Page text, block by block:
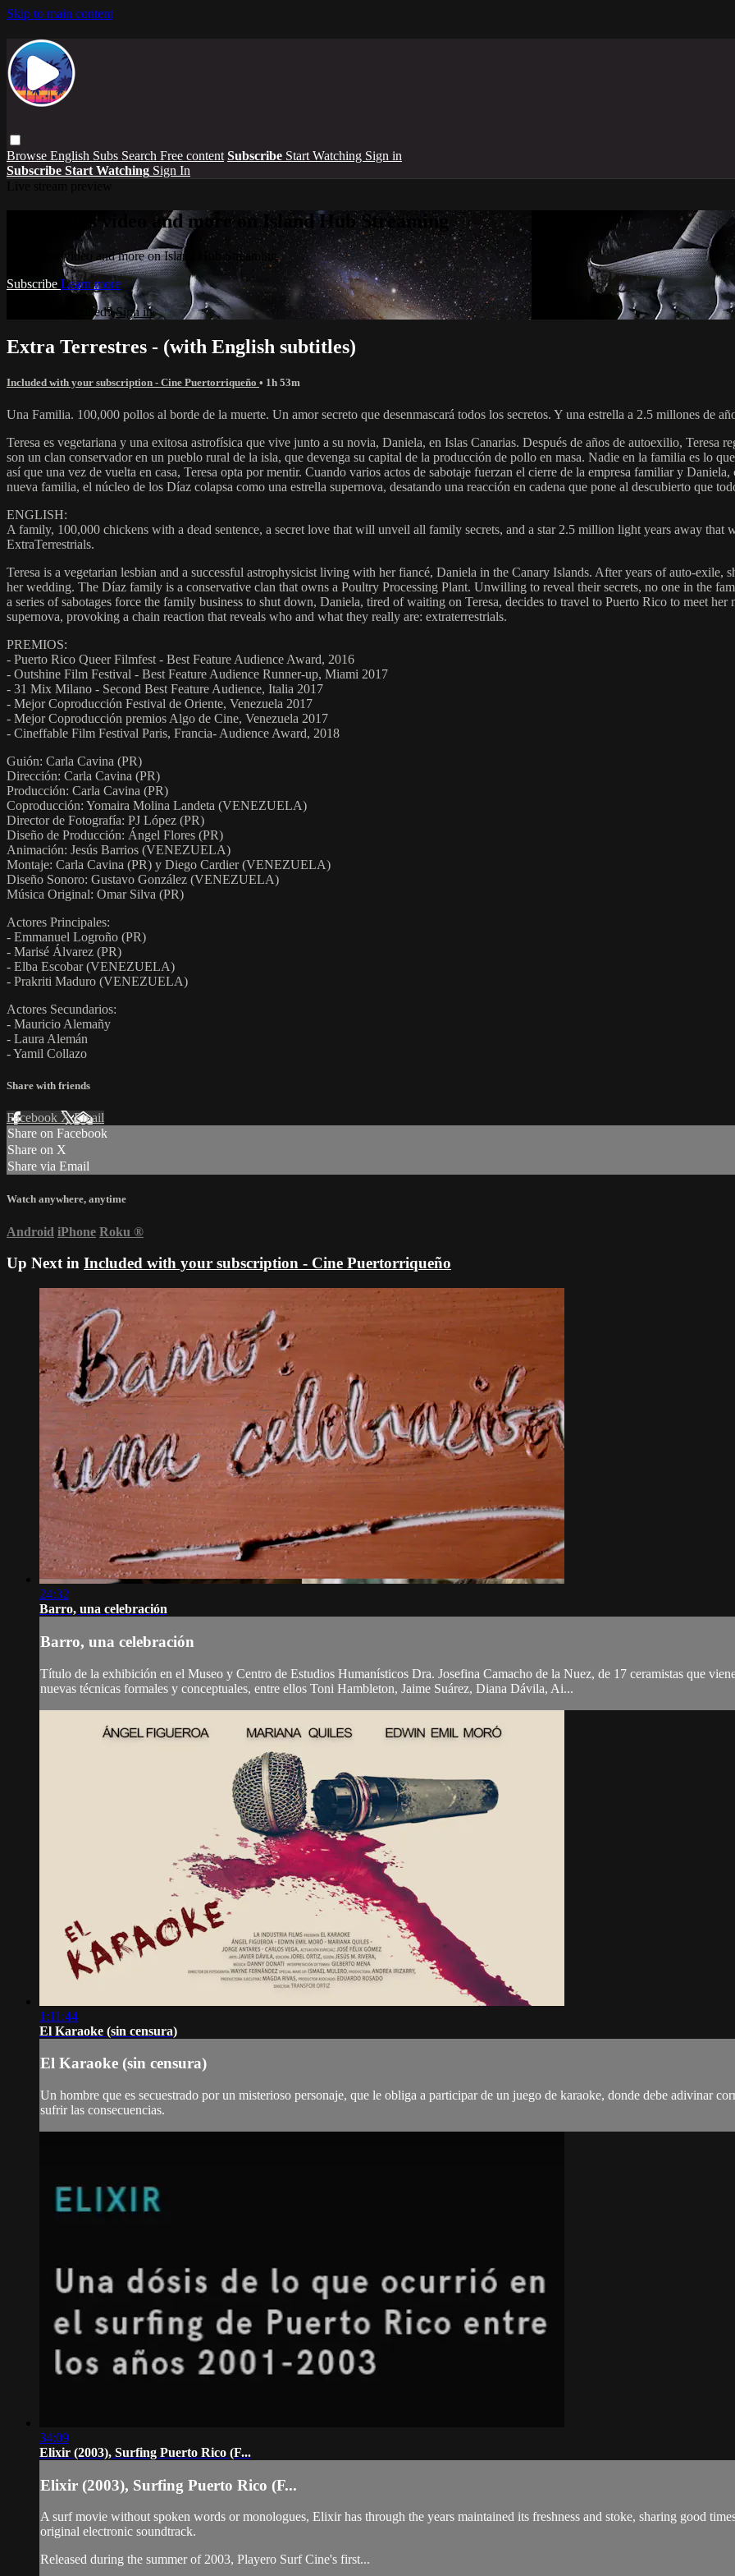
Skip to main content
Browse English Subs Search Free content Subscribe Start Watching Sign in
Subscribe Start Watching Sign In
Watch this video and more on Island Hub Streaming
Watch this video and more on Island Hub Streaming
Subscribe Learn more
Already subscribed?Sign in
Extra Terrestres - (with English subtitles)
Included with your subscription - Cine Puertorriqueño • 1h 53m
Una Familia. 100,000 pollos al borde de la muerte. Un amor secreto que desenmascará todos los secretos. Y una estrella a 2.5 millones de
Teresa es vegetariana y una exitosa astrofísica que vive junto a su novia, Daniela, en Islas Canarias. Después de años de autoexilio, Teresa
son un clan conservador en un pueblo rural de la isla, que devenga su capital de la producción de pollo en masa. Nadie en la familia es lo
así que una vez de vuelta en casa, Teresa opta por mentir. Cuando varios actos de sabotaje fuerzan el cierre de la empresa familiar y
nueva familia, el núcleo de los Díaz colapsa como una estrella supernova, desatando una reacción en cadena que pone al descubierto que
ENGLISH:
A family, 100,000 chickens with a dead sentence, a secret love that will unveil all family secrets, and a star 2.5 million light years away that
ExtraTerrestrials.
Teresa is a vegetarian lesbian and a successful astrophysicist living with her fiancé, Daniela in the Canary Islands. After years of auto-
her wedding. The Díaz family is a conservative clan that owns a Poultry Processing Plant. Unwilling to reveal their secrets, no one in the
a series of sabotages force the family business to shut down, Daniela, tired of waiting on Teresa, decides to travel to Puerto Rico to meet
supernova, provoking a chain reaction that reveals who and what they really are: extraterrestrials.
PREMIOS:
- Puerto Rico Queer Filmfest - Best Feature Audience Award, 2016
- Outshine Film Festival - Best Feature Audience Runner-up, Miami 2017
- 31 Mix Milano - Second Best Feature Audience, Italia 2017
- Mejor Coproducción Festival de Oriente, Venezuela 2017
- Mejor Coproducción premios Algo de Cine, Venezuela 2017
- Cineffable Film Festival Paris, Francia- Audience Award, 2018
Guión: Carla Cavina (PR)
Dirección: Carla Cavina (PR)
Producción: Carla Cavina (PR)
Coproducción: Yomaira Molina Landeta (VENEZUELA)
Director de Fotografía: PJ López (PR)
Diseño de Producción: Ángel Flores (PR)
Animación: Jesús Barrios (VENEZUELA)
Montaje: Carla Cavina (PR) y Diego Cardier (VENEZUELA)
Diseño Sonoro: Gustavo González (VENEZUELA)
Música Original: Omar Silva (PR)
Actores Principales:
- Emmanuel Logroño (PR)
- Marisé Álvarez (PR)
- Elba Escobar (VENEZUELA)
- Prakriti Maduro (VENEZUELA)
Actores Secundarios:
- Mauricio Alemañy
- Laura Alemán
- Yamil Collazo
Share with friends
Facebook XEmail
Share on Facebook
Share on X
Share via Email
Watch anywhere, anytime
Android iPhone Roku ®
Up Next in Included with your subscription - Cine Puertorriqueño
24:32
Barro, una celebración
Barro, una celebración
Título de la exhibición en el Museo y Centro de Estudios Humanísticos Dra. Josefina Camacho de la Nuez, de 17 ceramistas que
nuevas técnicas formales y conceptuales, entre ellos Toni Hambleton, Jaime Suárez, Diana Dávila, Ai...
1:11:44
El Karaoke (sin censura)
El Karaoke (sin censura)
Un hombre que es secuestrado por un misterioso personaje, que le obliga a participar de un juego de karaoke, donde debe adivinar
sufrir las consecuencias.
34:09
Elixir (2003), Surfing Puerto Rico (F...
Elixir (2003), Surfing Puerto Rico (F...
A surf movie without spoken words or monologues, Elixir has through the years maintained its freshness and stoke, sharing good
original electronic soundtrack.
Released during the summer of 2003, Playero Surf Cine's first...